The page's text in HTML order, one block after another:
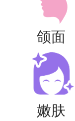
颌面
嫩肤